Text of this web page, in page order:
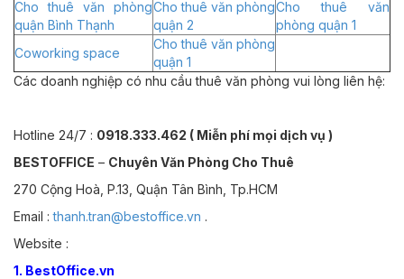
Cho thuê văn phòng
quận Bình Thạnh
Cho thuê văn phòng
quận 2
Cho thuê văn
phòng quận 1
Coworking space
Cho thuê văn phòng
quận 1
Các doanh nghiệp có nhu cầu thuê văn phòng vui lòng liên hệ:
Hotline 24/7 : 0918.333.462 ( Miễn phí mọi dịch vụ )
BESTOFFICE – Chuyên Văn Phòng Cho Thuê
270 Cộng Hoà, P.13, Quận Tân Bình, Tp.HCM
Email :thanh.tran@bestoffice.vn .
Website :
1. BestOffice.vn